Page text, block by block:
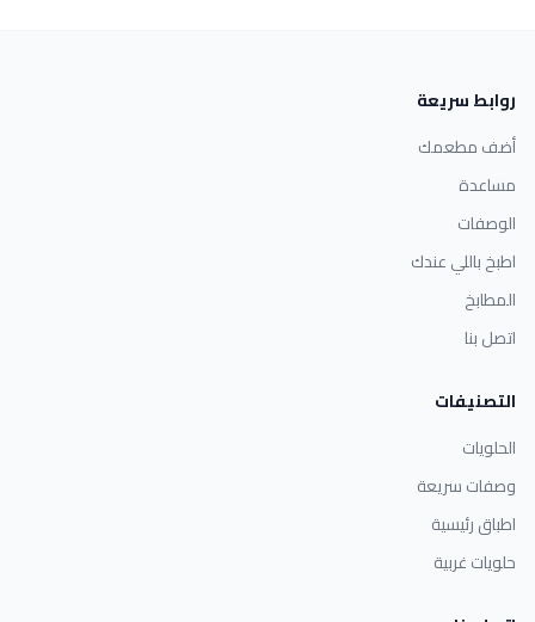
روابط سريعة
أضف مطعمك
مساعدة
الوصفات
اطبخ باللي عندك
المطابخ
اتصل بنا
التصنيفات
الحلويات
وصفات سريعة
اطباق رئيسية
حلويات غربية